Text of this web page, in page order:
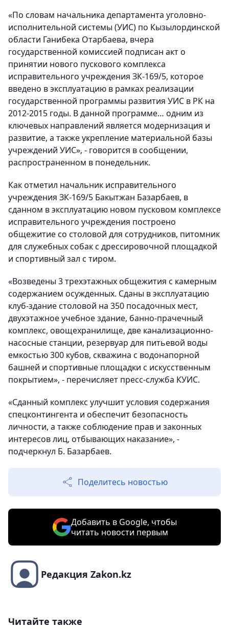
«По словам начальника департамента уголовно-
исполнительной системы (УИС) по Кызылординской
области Ганибека Отарбаева, вчера
государственной комиссией подписан акт о
принятии нового пускового комплекса
исправительного учреждения ЗК-169/5, которое
введено в эксплуатацию в рамках реализации
государственной программы развития УИС в РК на
2012-2015 годы. В данной программе… одним из
ключевых направлений является модернизация и
развитие, а также укрепление материальной базы
учреждений УИС», - говорится в сообщении,
распространенном в понедельник.
Как отметил начальник исправительного
учреждения ЗК-169/5 Бакытжан Базарбаев, в
сданном в эксплуатацию новом пусковом комплексе
исправительного учреждения построено
общежитие со столовой для сотрудников, питомник
для служебных собак с дрессировочной площадкой
и спортивный зал с тиром.
«Возведены 3 трехэтажных общежития с камерным
содержанием осужденных. Сданы в эксплуатацию
клуб-здание столовой на 350 посадочных мест,
двухэтажное учебное здание, банно-прачечный
комплекс, овощехранилище, две канализационно-
насосные станции, резервуар для питьевой воды
емкостью 300 кубов, скважина с водонапорной
башней и спортивные площадки с искусственным
покрытием», - перечисляет пресс-служба КУИС.
«Сданный комплекс улучшит условия содержания
спецконтингента и обеспечит безопасность
личности, а также соблюдение прав и законных
интересов лиц, отбывающих наказание», -
подчеркнул Б. Базарбаев.
Поделитесь новостью
Добавить в Google, чтобы
читать новости первым
Редакция Zakon.kz
Читайте также